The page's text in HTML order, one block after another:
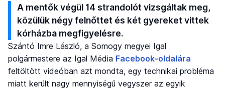
A mentők végül 14 strandolót vizsgáltak meg,
közülük négy felnőttet és két gyereket vittek
kórházba megfigyelésre.
Szántó Imre László, a Somogy megyei Igal
polgármestere az Igal Média Facebook-oldalára
feltöltött videóban azt mondta, egy technikai probléma
miatt került nagy mennyiségű vegyszer az egyik